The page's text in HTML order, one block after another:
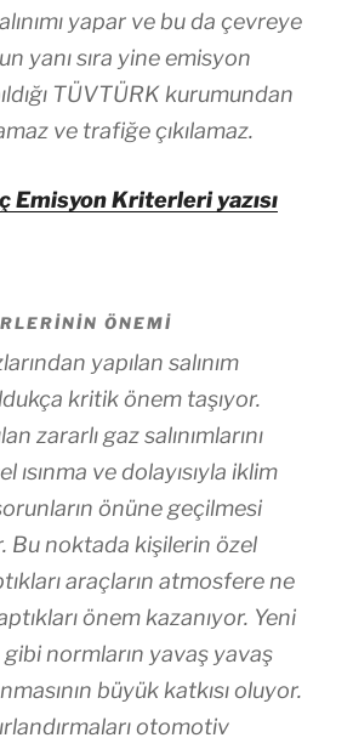
yapar ve bu da çevreye
yanı sıra yine emisyon
TÜVTÜRK kurumundan
ve trafiğe çıkılamaz.
Emisyon Kriterleri yazısı
ÖNEMI
yapılan salınım
kritik önem taşıyor.
zararlı gaz salınımlarını
ısınma ve dolayısıyla iklim
önüne geçilmesi
Bu noktada kişilerin özel
araçların atmosfere ne
önem kazanıyor. Yeni
normların yavaş yavaş
büyük katkısı oluyor.
otomotiv